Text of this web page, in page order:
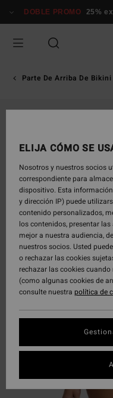
información
DOBLE PROMO 25%
Parte De Arriba De Bikini
ELIJA CÓMO SE
Nosotros y nuestros socios
correspondiente para
dispositivo. Esta
y dirección IP) puede
contenido personalizados,
los contenidos, presentar
mejor a nuestra audiencia,
nuestros socios. Usted
o rechazar las cookies
rechazar las cookies
(como algunas cookies de
consulte nuestra política de